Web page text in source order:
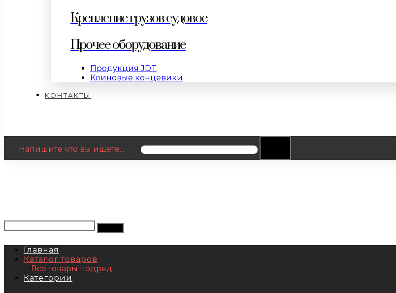
Крепление грузов судовое
Прочее оборудование
Продукция JDT
Клиновые концевики
КОНТАКТЫ
Напишите что вы ищете...
Главная
Каталог товаров
Все товары подряд
Категории